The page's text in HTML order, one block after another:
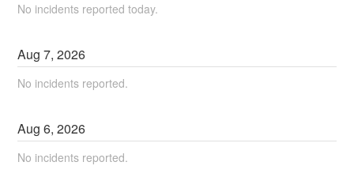
No incidents reported today.
Aug7,2026
No incidents reported.
Aug6,2026
No incidents reported.